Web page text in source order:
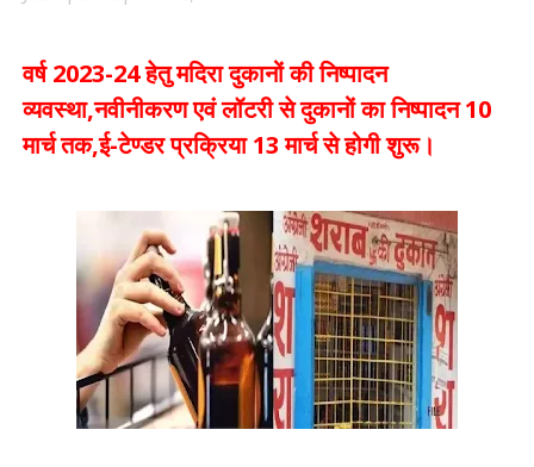
वर्ष 2023-24 हेतु मदिरा दुकानों की निष्पादन
व्यवस्था,नवीनीकरण एवं लॉटरी से दुकानों का निष्‍पादन 10
मार्च तक,ई-टेण्‍डर प्रक्रिया 13 मार्च से होगी शुरू।